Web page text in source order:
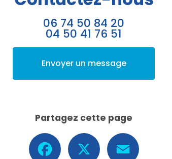
06 74 50 84 20
04 50 41 76 51
Envoyer un message
Partagez cette page
Facebook